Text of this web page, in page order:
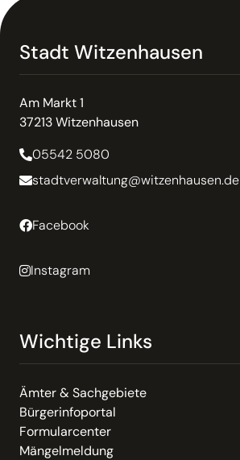
Stadt Witzenhausen
Am Markt 1
37213 Witzenhausen
05542 5080
stadtverwaltung@witzenhausen.de
Facebook
Instagram
Wichtige Links
Ämter & Sachgebiete
Bürgerinfoportal
Formularcenter
Mängelmeldung